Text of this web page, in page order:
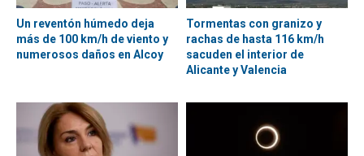
Un reventón húmedo deja
más de 100 km/h de viento y
numerosos daños en Alcoy
Tormentas con granizo y
rachas de hasta 116 km/h
sacuden el interior de
Alicante y Valencia